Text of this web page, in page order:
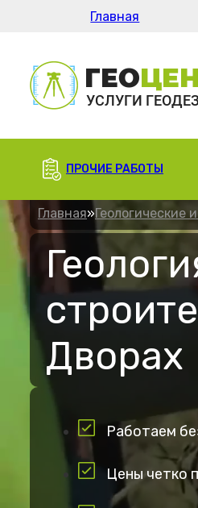
Главная
ПРОЧИЕ РАБОТЫ
Главная»Геологические
Дворах
Работаем
Цены четко